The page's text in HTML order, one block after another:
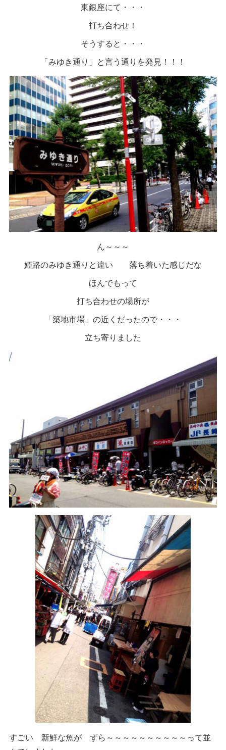
東銀座にて・・・
打ち合わせ！
そうすると・・・
「みゆき通り」と言う通りを発見！！！
ん～～～
姫路のみゆき通りと違い 落ち着いた感じだな
ほんでもって
打ち合わせの場所が
「築地市場」の近くだったので・・・
立ち寄りました
すごい 新鮮な魚が ずら～～～～～～～～～～って並